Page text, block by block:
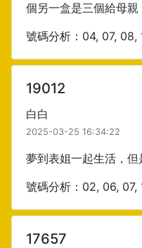
個另一盒是三個給母親
號碼分析：04, 07, 08,
19012
白白
2025-03-25 16:34:22
夢到表姐一起生活，
號碼分析：02, 06,
17657